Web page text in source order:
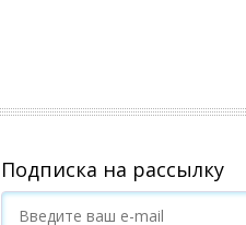
Подписка на рассылку